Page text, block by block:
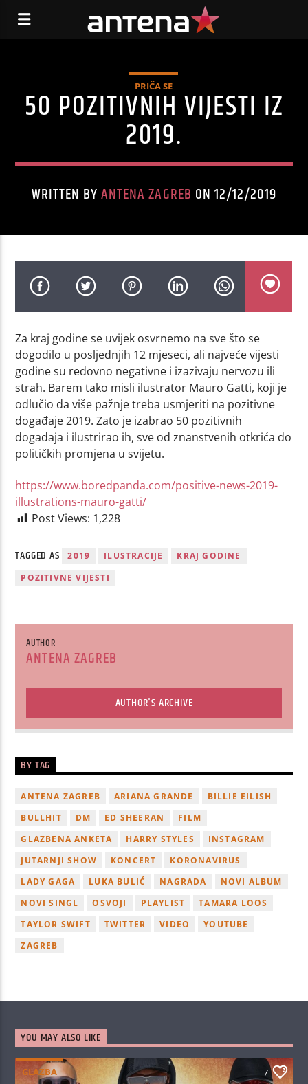
PRIČA SE
50 POZITIVNIH VIJESTI IZ
2019.
WRITTEN BYANTENA ZAGREB ON 12/12/2019
Za kraj godine se uvijek osvrnemo na sve što se
dogodilo u posljednjih 12 mjeseci, ali najveće vijesti
godine su redovno negativne i izazivaju nervozu ili
strah. Barem tako misli ilustrator Mauro Gatti, koji je
odlučio da više pažnje treba usmjeriti na pozitivne
događaje 2019. Zato je izabrao 50 pozitivnih
događaja i ilustrirao ih, sve od znanstvenih otkrića do
političkih promjena u svijetu.
https://www.boredpanda.com/positive-news-2019-
illustrations-mauro-gatti/
Post Views: 1,228
TAGGED AS 2019 ILUSTRACIJE
KRAJ GODINE
POZITIVNE VIJESTI
AUTHOR
ANTENA ZAGREB
AUTHOR'S ARCHIVE
BY TAG
ANTENA ZAGREB ARIANA GRANDE
BILLIE EILISH
BULLHIT
DM ED SHEERAN
FILM
GLAZBENA ANKETA
HARRY STYLES
INSTAGRAM
JUTARNJI SHOW
KONCERT
KORONAVIRUS
LADY GAGA
LUKA BULIĆ NAGRADA
NOVI ALBUM
NOVI SINGL
OSVOJI PLAYLIST
TAMARA LOOS
TAYLOR SWIFT
TWITTER VIDEO
YOUTUBE
ZAGREB
YOU MAY ALSO LIKE
GLAZBA 7